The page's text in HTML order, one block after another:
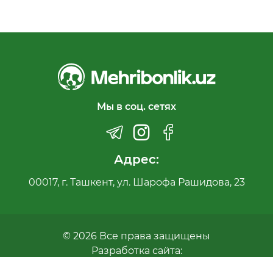
Мы в соц. сетях
Адрес:
00017, г. Ташкент, ул. Шарофа Рашидова, 23
© 2026 Все права защищены
Разработка сайта: